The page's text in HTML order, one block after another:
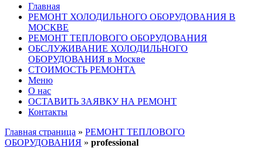
Главная
РЕМОНТ ХОЛОДИЛЬНОГО ОБОРУДОВАНИЯ В
МОСКВЕ
РЕМОНТ ТЕПЛОВОГО ОБОРУДОВАНИЯ
ОБСЛУЖИВАНИЕ ХОЛОДИЛЬНОГО
ОБОРУДОВАНИЯ в Москве
СТОИМОСТЬ РЕМОНТА
Меню
О нас
ОСТАВИТЬ ЗАЯВКУ НА РЕМОНТ
Контакты
Главная страница » РЕМОНТ ТЕПЛОВОГО
ОБОРУДОВАНИЯ » professional